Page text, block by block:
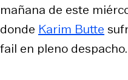
mañana de este
donde Karim Butte
fail en pleno despacho.